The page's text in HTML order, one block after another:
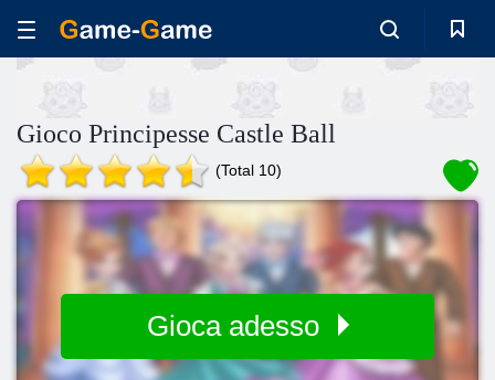
Gioco Principesse Castle Ball
(Total 10)
Gioca adesso